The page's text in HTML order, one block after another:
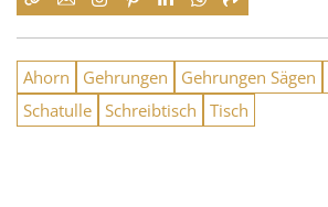
Ahorn Gehrungen Gehrungen Sägen
Schatulle Schreibtisch Tisch